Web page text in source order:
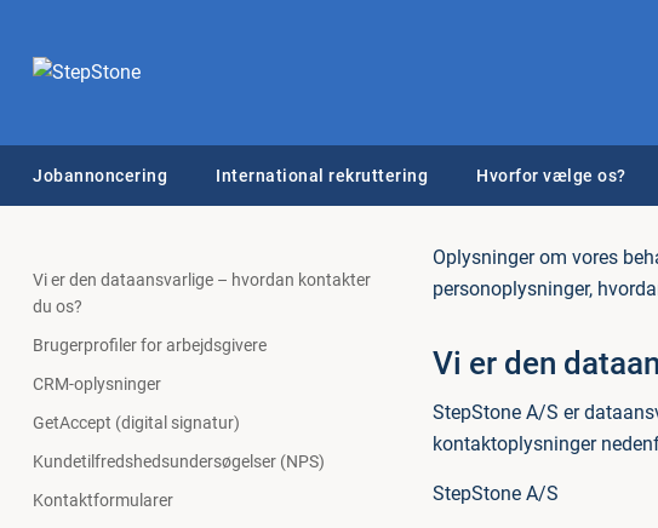
Jobannoncering International rekruttering Hvorfor vælge os?
Vi er den dataansvarlige – hvordan kontakter
du os?
Brugerprofiler for arbejdsgivere
CRM-oplysninger
GetAccept (digital signatur)
Kundetilfredshedsundersøgelser (NPS)
Kontaktformularer
Oplysninger om vores
personoplysninger,
Vi er den
StepStone A/S er
kontaktoplysninger
StepStone A/S